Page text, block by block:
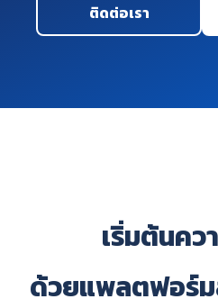
ติดต่อเรา
เริ่มต้นคว
ด้วยแพลตฟอร์ม